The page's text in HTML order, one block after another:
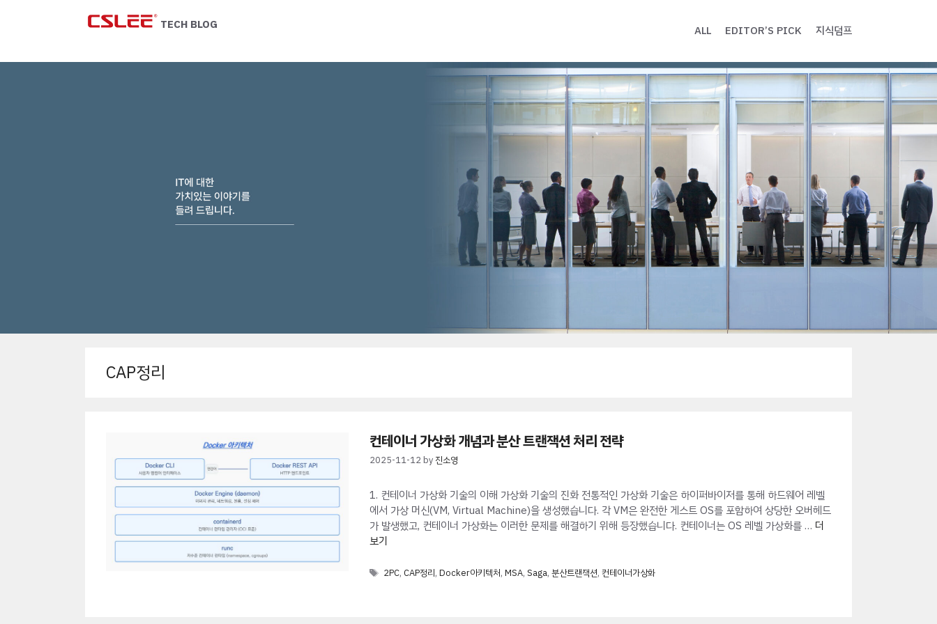
TECH BLOG ALL EDITOR’S PICK 지식덤프
CAP정리
컨테이너 가상화 개념과 분산 트랜잭션 처리 전략
2025-11-12by 진소영
1. 컨테이너 가상화 기술의 이해 가상화 기술의 진화 전통적인 가상화 기술은 하이퍼바이저를 통해 하드웨어 레벨
에서 가상 머신(VM, Virtual Machine)을 생성했습니다. 각 VM은 완전한 게스트 OS를 포함하여 상당한 오버헤드
가 발생했고, 컨테이너 가상화는 이러한 문제를 해결하기 위해 등장했습니다. 컨테이너는 OS 레벨 가상화를 … 더
보기
Tags
2PC,CAP정리,Docker아키텍처,MSA,Saga,분산트랜잭션,컨테이너가상화